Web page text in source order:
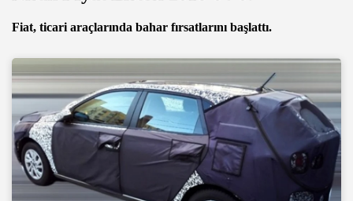
Fiat, ticari araçlarında bahar fırsatlarını başlattı.